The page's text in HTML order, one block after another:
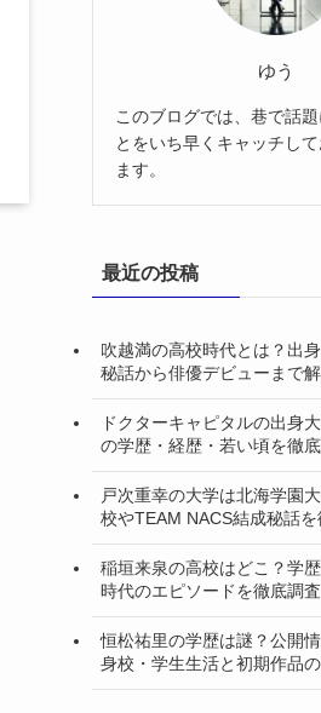
ゆう
このブログでは、巷で話
とをいち早くキャッチし
ます。
最近の投稿
吹越満の高校時代とは？出
秘話から俳優デビューまで
ドクターキャピタルの出身
の学歴・経歴・若い頃を徹
戸次重幸の大学は北海学園
校やTEAM NACS結成秘話を
稲垣来泉の高校はどこ？学
時代のエピソードを徹底調査
恒松祐里の学歴は謎？公開
身校・学生生活と初期作品